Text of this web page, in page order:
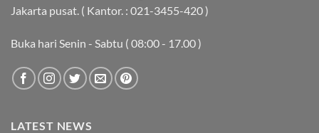
Jakarta pusat. ( Kantor. : 021-3455-420 )
Buka hari Senin - Sabtu ( 08:00 - 17.00 )
LATEST NEWS